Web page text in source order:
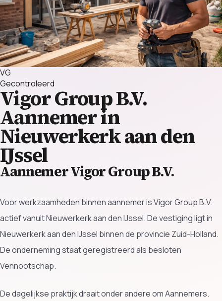
VG
Gecontroleerd
Vigor Group B.V.
Aannemer in
Nieuwerkerk aan den
IJssel
Aannemer Vigor Group B.V.
Voor werkzaamheden binnen aannemer is Vigor Group B.V.
actief vanuit Nieuwerkerk aan den IJssel. De vestiging ligt in
Nieuwerkerk aan den IJssel binnen de provincie Zuid-Holland.
De onderneming staat geregistreerd als besloten
Vennootschap.
De dagelijkse praktijk draait onder andere om Aannemers.